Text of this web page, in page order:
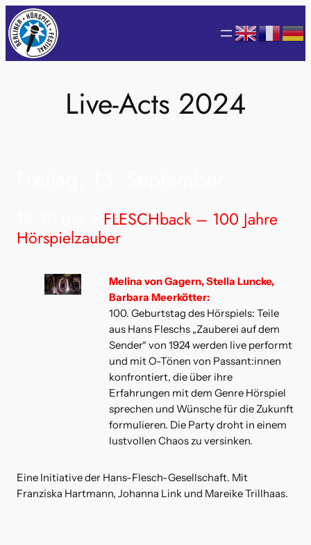
Zum
Inhalt
springen
Live-Acts 2024
FLESCHback – 100 Jahre
Hörspielzauber
Melina von Gagern, Stella Luncke,
Barbara Meerkötter:
100. Geburtstag des Hörspiels: Teile
aus Hans Fleschs „Zauberei auf dem
Sender“ von 1924 werden live performt
und mit O-Tönen von Passant:innen
konfrontiert, die über ihre
Erfahrungen mit dem Genre Hörspiel
sprechen und Wünsche für die Zukunft
formulieren. Die Party droht in einem
lustvollen Chaos zu versinken.
Eine Initiative der Hans-Flesch-Gesellschaft. Mit
Franziska Hartmann, Johanna Link und Mareike Trillhaas.